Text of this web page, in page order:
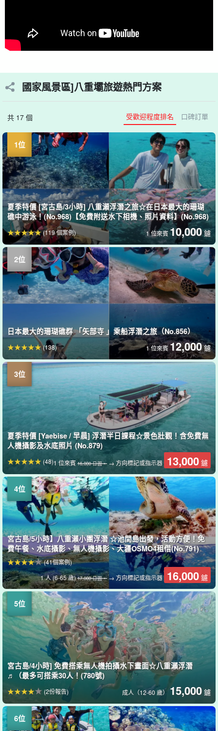
國家風景區]八重壩旅遊熱門方案
共 17 個 受歡迎程度排名 口碑訂單
夏季特價 [宮古島/3小時] 八重瀬浮潛之旅☆在日本最大的珊瑚
礁中游泳！(No.968)【免費附送水下相機、照片資料】(No.968)
1 位來賓10,000 鑢
(119 個案例)
日本最大的珊瑚礁群 「矢部寺 」乘船浮潛之旅（No.856）
1 位來賓12,000 鑢
(138)
夏季特價 [Yaebise / 早晨] 浮潛半日課程☆景色壯觀！含免費無
人機攝影及水底照片 (No.879)
1 位來賓 16,000 日圓。→ 方向標記或指示器 13,000 鑢
(48)
宮古島/5小時】八重瀨小團浮潛 ☆池間島出發，活動方便！免
費午餐、水底攝影、無人機攝影、大疆OSMO4租借(No.791)
1 人 (6-65 歲)17,000 日圓。→ 方向標記或指示器 16,000 鑢
(41個案例)
宮古島/4小時] 免費搭乘無人機拍攝水下畫面☆八重瀨浮潛
♬（最多可搭乘30人！(780號)
成人（12-60 歲） 15,000 鑢
(2份報告)